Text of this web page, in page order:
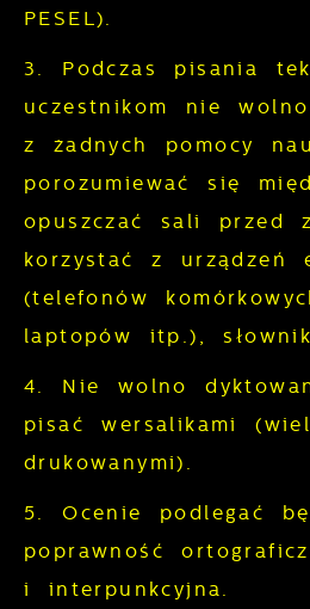
PESEL).
3. Podczas pisania
uczestnikom nie
z żadnych pomocy
porozumiewać się
opuszczać sali przed
korzystać z urządzeń
(telefonów
laptopów itp.),
4. Nie wolno
pisać wersalikami
drukowanymi).
5. Ocenie podlegać
poprawność
i interpunkcyjna.